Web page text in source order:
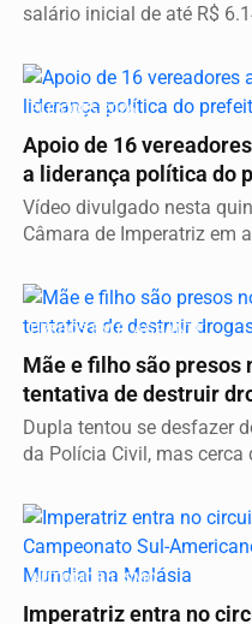
salário inicial de até R$
ELEIÇÕES 2026
Apoio de 16
a liderança política do
Vídeo divulgado nesta
Câmara de Imperatriz em
PRESOS EM FLAGRANTE
Mãe e filho são presos
tentativa de destruir
Dupla tentou se desfazer
da Polícia Civil, mas cerca
AUTOMOBILISMO
Imperatriz entra no